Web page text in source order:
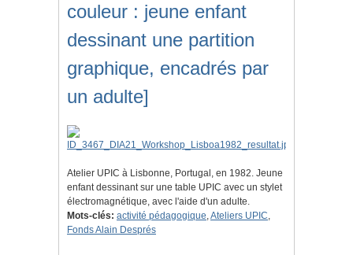
couleur : jeune enfant
dessinant une partition
graphique, encadrés par
un adulte]
Atelier UPIC à Lisbonne, Portugal, en 1982. Jeune
enfant dessinant sur une table UPIC avec un stylet
électromagnétique, avec l'aide d'un adulte.
Mots-clés: activité pédagogique,Ateliers UPIC,
Fonds Alain Després